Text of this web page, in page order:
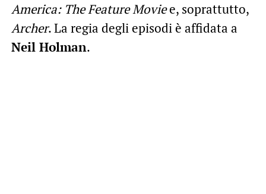
America: The Feature Moviee, soprattutto,
Archer. La regia degli episodi è affidata a
Neil Holman.